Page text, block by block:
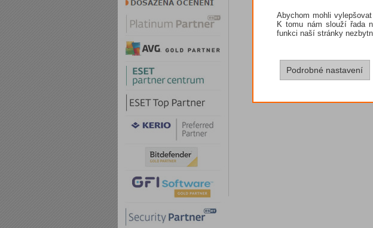
Abychom mohli
K tomu nám slouží řada
funkci naší stránky
Podrobné nastavení